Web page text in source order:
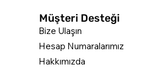
Bize Ulaşın
Hesap Numaralarımız
Hakkımızda
Müşteri Desteği